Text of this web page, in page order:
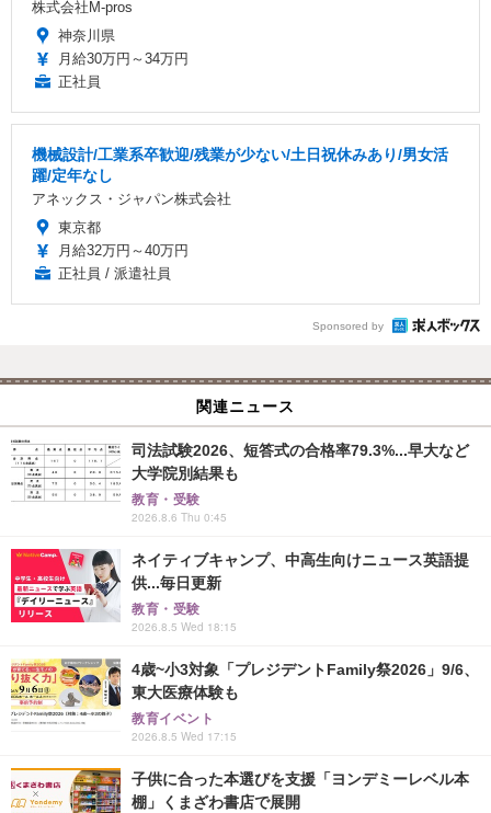
株式会社M-pros
神奈川県
月給30万円～34万円
正社員
機械設計/工業系卒歓迎/残業が少ない/土日祝休みあり/男女活
躍/定年なし
アネックス・ジャパン株式会社
東京都
月給32万円～40万円
正社員 / 派遣社員
Sponsored by
関連ニュース
司法試験2026、短答式の合格率79.3%...早大など
大学院別結果も
教育・受験
2026.8.6 Thu 0:45
ネイティブキャンプ、中高生向けニュース英語提
供...毎日更新
教育・受験
2026.8.5 Wed 18:15
4歳~小3対象「プレジデントFamily祭2026」9/6、
東大医療体験も
教育イベント
2026.8.5 Wed 17:15
子供に合った本選びを支援「ヨンデミーレベル本
棚」くまざわ書店で展開